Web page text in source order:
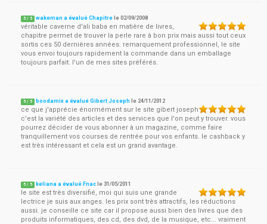
5 / 5 wakeman a évalué Chapitre le02/09/2008
véritable caverne d'ali baba en matière de livres,
chapitre permet de trouver la perle rare à bon prix mais aussi tout ceux
sortis ces 50 dernières années. remarquement professionnel, le site
vous envoi toujours rapidement la commande dans un emballage
toujours parfait. l'un de mes sites préférés.
5 / 5 boodamix a évalué Gibert Joseph le 24/11/2012
ce que j'apprécie énormément sur le site gibert joseph
c'est la variété des articles et des services que l'on peut y trouver. vous
pourrez décider de vous abonner à un magazine, comme faire
tranquillement vos courses de rentrée pour vos enfants. le cashback y
est très intéressant et cela est un grand avantage.
5 / 5 keliana a évalué Fnac le31/05/2011
le site est très diversifié, moi qui suis une grande
lectrice je suis aux anges. les prix sont très attractifs, les réductions
aussi. je conseille ce site car il propose aussi bien des livres que des
produits informatiques, des cd, des dvd, de la musique, etc... vraiment